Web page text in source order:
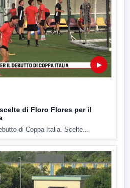
▶
di Floro Flores per il
di Coppa Italia. Scelte...